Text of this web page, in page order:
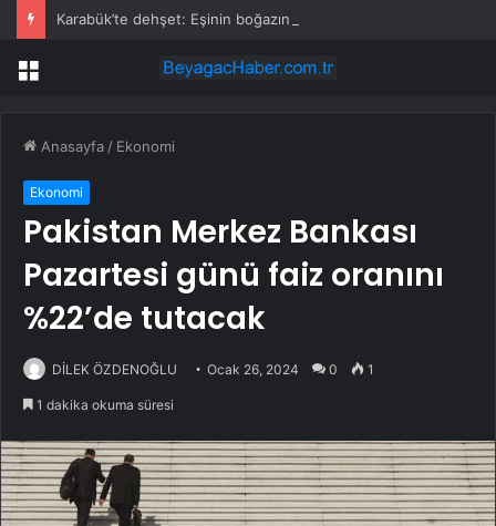
Karabük’te dehşet: Eşinin boğazını keserek öldürdü
Menü
Anasayfa / Ekonomi
Ekonomi
Pakistan Merkez Bankası
Pazartesi günü faiz oranını
%22’de tutacak
DİLEK ÖZDENOĞLU Ocak 26, 2024 0 1
1 dakika okuma süresi